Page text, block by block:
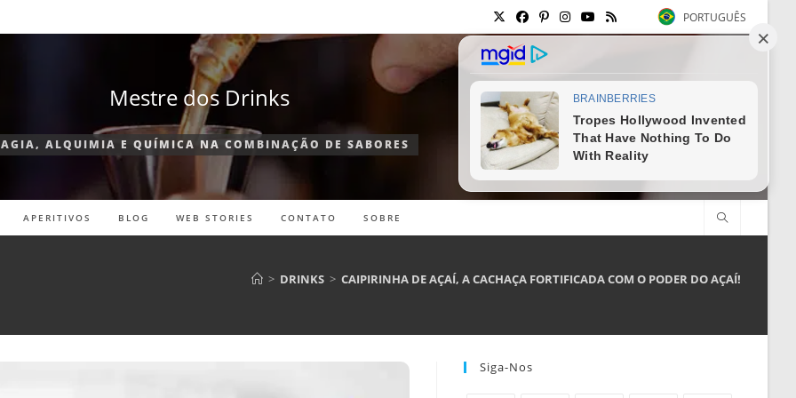
PORTUGUÊS
Mestre dos Drinks
ALQUIMIA E QUÍMICA NA COMBINAÇÃO DE SABORES
APERITIVOS BLOG WEB STORIES CONTATO SOBRE
> DRINKS > CAIPIRINHA DE AÇAÍ, A CACHAÇA FORTIFICADA COM O PODER DO AÇAÍ!
Siga-Nos